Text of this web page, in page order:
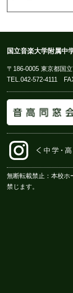
国立音楽大学附属中
〒186-0005 東京都国
TEL.042-572-4111
無断転載禁止：本校ホ
禁じます。